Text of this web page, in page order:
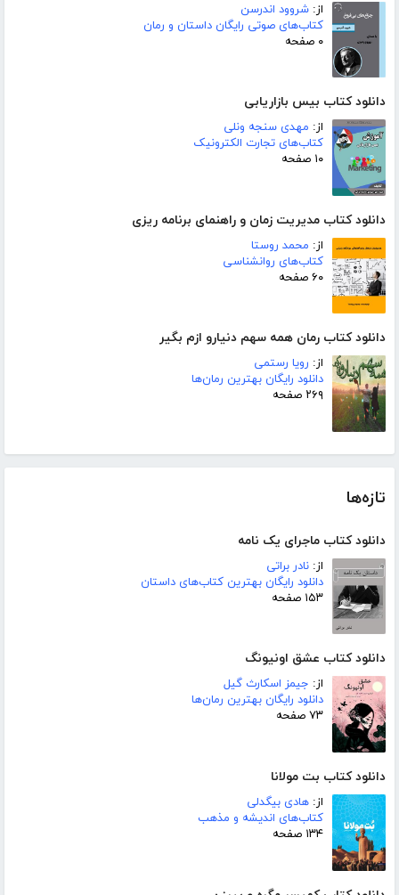
از: شروود اندرسن
کتاب‌های صوتی رایگان داستان و رمان
۰ صفحه
دانلود کتاب بیس بازاریابی
از: مهدی سنجه ونلی
کتاب‌های تجارت الکترونیک
۱۰ صفحه
دانلود کتاب مدیریت زمان و راهنمای برنامه ریزی
از: محمد روستا
کتاب‌های روانشناسی
۶۰ صفحه
دانلود کتاب رمان همه سهم دنیارو ازم بگیر
از: رویا رستمی
دانلود رایگان بهترین رمان‌ها
۲۶۹ صفحه
تازه‌ها
دانلود کتاب ماجرای یک نامه
از: نادر براتی
دانلود رایگان بهترین کتاب‌های داستان
۱۵۳ صفحه
دانلود کتاب عشق اونیونگ
از: جیمز اسکارث گیل
دانلود رایگان بهترین رمان‌ها
۷۳ صفحه
دانلود کتاب بت مولانا
از: هادی بیگدلی
کتاب‌های اندیشه و مذهب
۱۳۴ صفحه